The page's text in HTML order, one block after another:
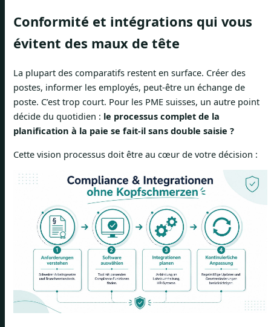
Conformité et intégrations qui vous
évitent des maux de tête
La plupart des comparatifs restent en surface. Créer des
postes, informer les employés, peut-être un échange de
poste. C’est trop court. Pour les PME suisses, un autre point
décide du quotidien : le processus complet de la
planification à la paie se fait-il sans double saisie ?
Cette vision processus doit être au cœur de votre décision :